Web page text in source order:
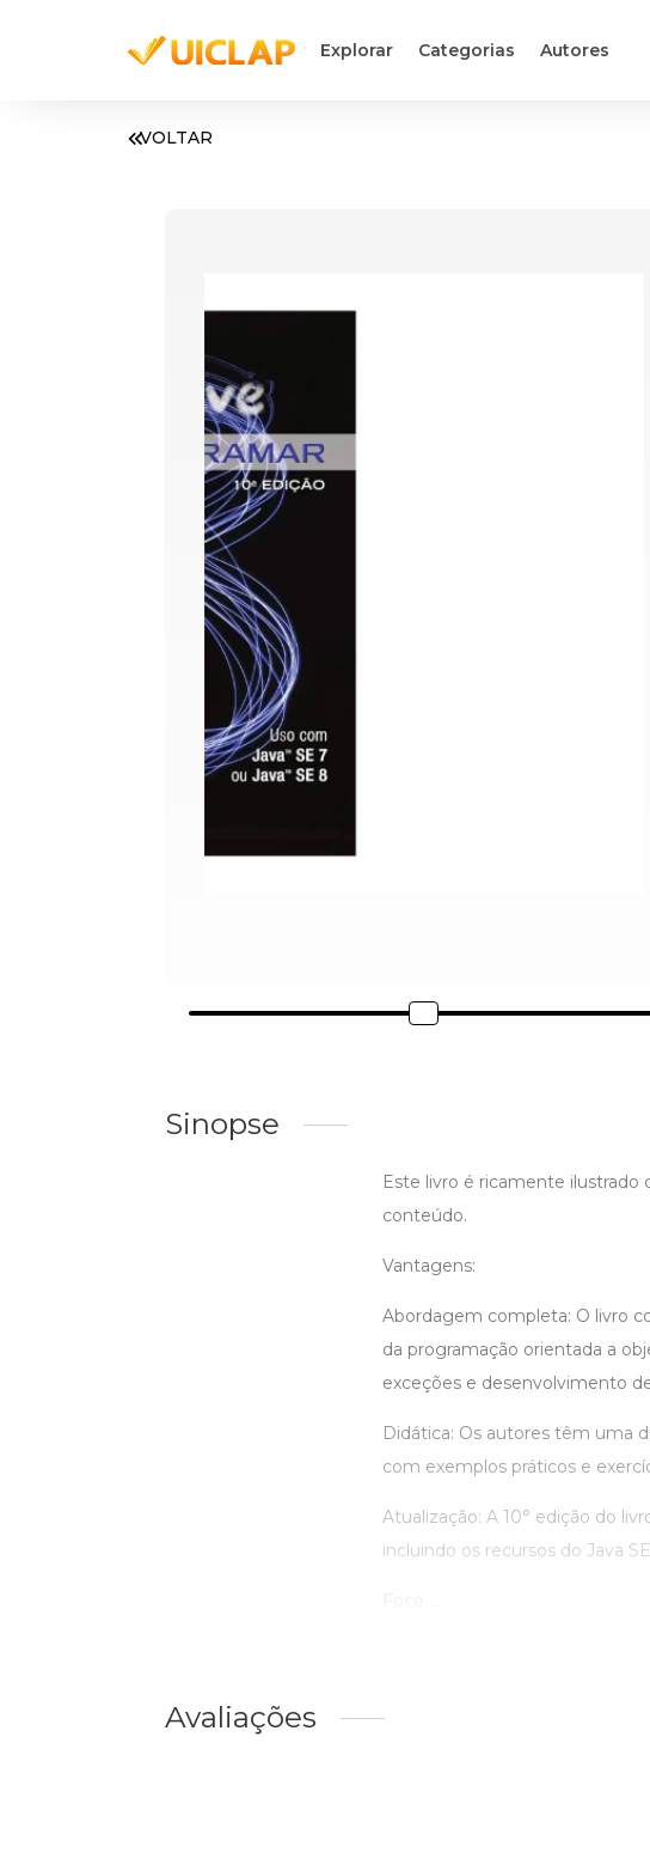
Explorar Categorias Autores
VOLTAR
Sinopse
Este livro é ricamente ilustrado
conteúdo.
Vantagens:
Abordagem completa: O livro
da programação orientada a
exceções e desenvolvimento
Didática: Os autores têm uma
com exemplos práticos e
Atualização: A 10° edição do
incluindo os recursos do Java
Avaliações